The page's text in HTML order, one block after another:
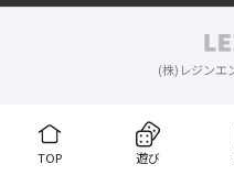
TOP 遊び
(株)レジンエ